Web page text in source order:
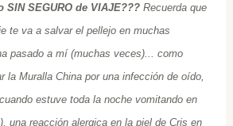
SEGURO de VIAJE???Recuerda que
te va a salvar el pellejo en muchas
pasado a mí (muchas veces)... como
la Muralla China por una infección de oído,
estuve toda la noche vomitando en
una reacción alergica en la piel de Cris en